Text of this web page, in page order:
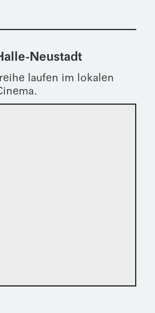
Neustadt
laufen im lokalen